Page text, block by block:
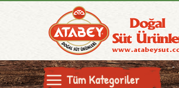
Tüm Kategoriler